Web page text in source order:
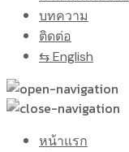
บทความ
ติดต่อ
⇆ English
หน้าแรก